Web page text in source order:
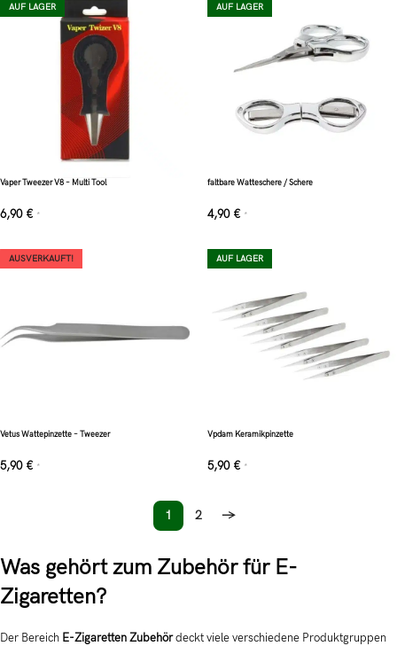
AUF LAGER
Vaper Tweezer V8 – Multi Tool
6,90 € *
AUF LAGER
faltbare Watteschere / Schere
4,90 € *
AUSVERKAUFT!
Vetus Wattepinzette – Tweezer
5,90 € *
AUF LAGER
Vpdam Keramikpinzette
5,90 € *
1 2 →
Was gehört zum Zubehör für E-
Zigaretten?
Der Bereich E-Zigaretten Zubehördeckt viele verschiedene Produktgruppen